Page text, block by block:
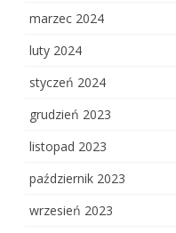
marzec 2024
luty 2024
styczeń 2024
grudzień 2023
listopad 2023
październik 2023
wrzesień 2023